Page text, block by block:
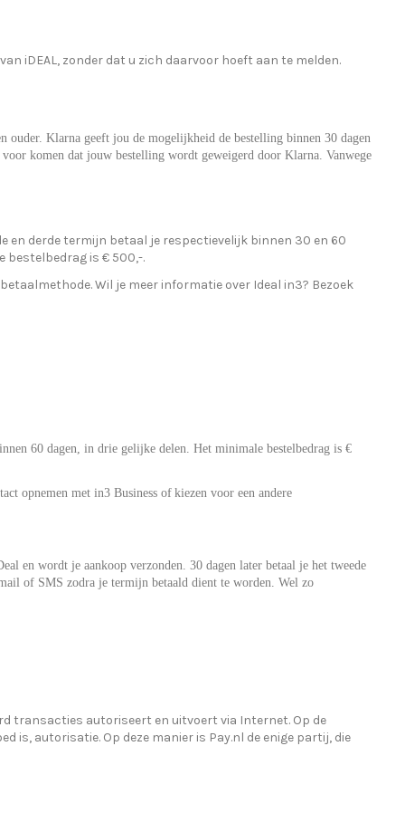
iDEAL, zonder dat u zich daarvoor hoeft aan te melden.
Klarna geeft jou de mogelijkheid de bestelling binnen 30 dagen
komen dat jouw bestelling wordt geweigerd door Klarna. Vanwege
en derde termijn betaal je respectievelijk binnen 30 en 60
bestelbedrag is € 500,-.
Wil je meer informatie over Ideal in3? Bezoek
60 dagen, in drie gelijke delen. Het minimale bestelbedrag is €
opnemen met in3 Business of kiezen voor een andere
en wordt je aankoop verzonden. 30 dagen later betaal je het tweede
of SMS zodra je termijn betaald dient te worden. Wel zo
transacties autoriseert en uitvoert via Internet. Op de
is, autorisatie. Op deze manier is Pay.nl de enige partij, die